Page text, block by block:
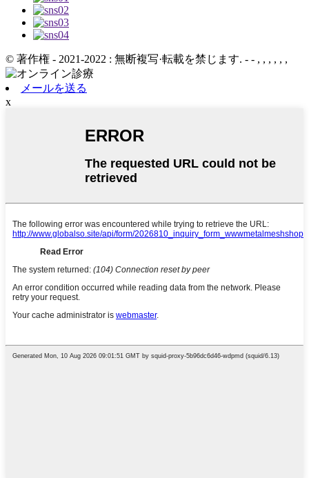
© 著作権 - 2021-2022 : 無断複写·転載を禁じます. - - , , , , , ,
メールを送る
x